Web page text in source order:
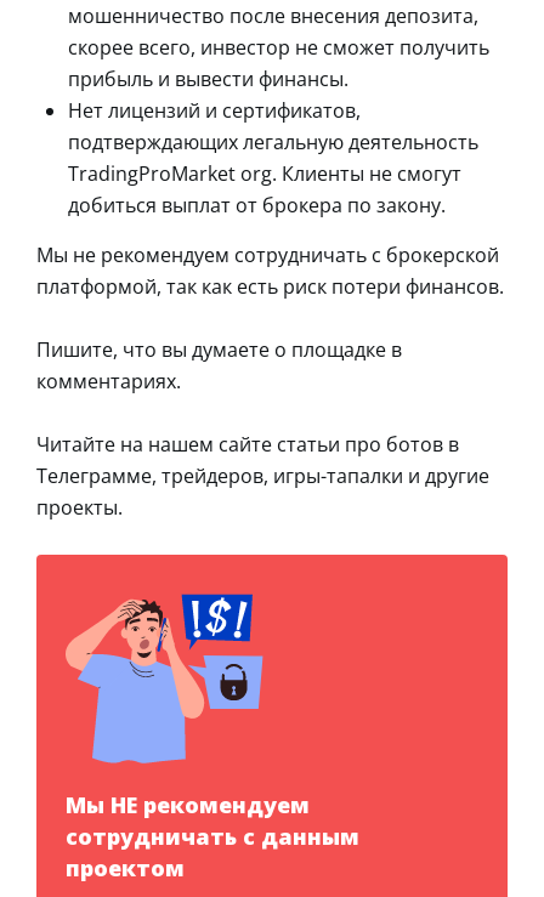
мошенничество после внесения депозита,
скорее всего, инвестор не сможет получить
прибыль и вывести финансы.
Нет лицензий и сертификатов,
подтверждающих легальную деятельность
TradingProMarket org. Клиенты не смогут
добиться выплат от брокера по закону.
Мы не рекомендуем сотрудничать с брокерской
платформой, так как есть риск потери финансов.
Пишите, что вы думаете о площадке в
комментариях.
Читайте на нашем сайте статьи про ботов в
Телеграмме, трейдеров, игры-тапалки и другие
проекты.
Мы НЕ рекомендуем
сотрудничать с данным
проектом